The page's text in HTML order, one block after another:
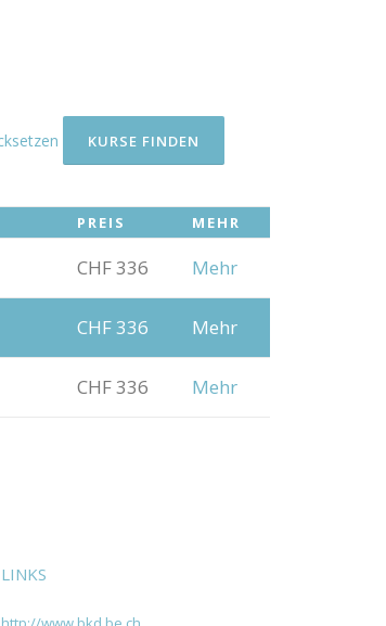
PREIS MEHR
CHF 336 Mehr
CHF 336 Mehr
CHF 336 Mehr
LINKS